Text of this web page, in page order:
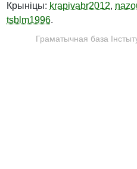
Крыніцы: krapivabr2012,
tsblm1996.
Граматычная база